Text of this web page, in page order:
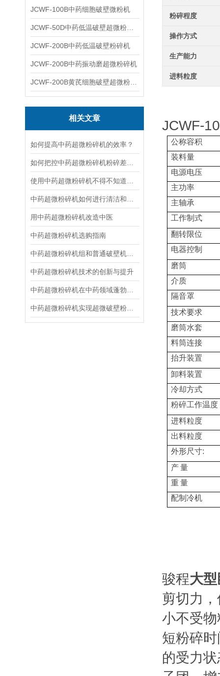
JCWF-100B中药细胞破壁微粉机
JCWF-200B中药低温破壁粉碎机
JCWF-200B中药振动磨超微粉碎机
相关文章
如何提高中药超微粉碎机的效率？
用中药超微粉碎机改造中医
中药超微粉碎机选购指南
中药超微粉碎机技术的创新与提升
粉碎程度
操作方式
生产能力
进料粒度
JCWF-
公称容积
装料量
电源电压
主功率
主轴承
工作制式
翻转限位
电器控制
磨筒
介质
隔音罩
技术要求
磨筒水套
料筒连接
抬升装置
卸料装置
冷却方式
粉碎工作温度
进料粒度
出料粒度
外形尺寸:
产量
重 量
配制冷机
骏程大
剪切力
小不受
短粉碎
的受力